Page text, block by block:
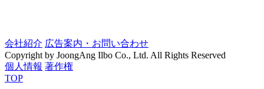
会社紹介 広告案内・お問い合わせ
Copyright by JoongAng Ilbo Co., Ltd. All Rights Reserved
個人情報 著作権
TOP